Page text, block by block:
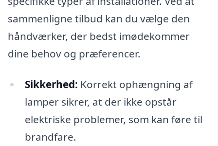
sammenligne tilbud kan du vælge den
håndværker, der bedst imødekommer
dine behov og præferencer.
Sikkerhed: Korrekt ophængning af
lamper sikrer, at der ikke opstår
elektriske problemer, som kan føre til
brandfare.